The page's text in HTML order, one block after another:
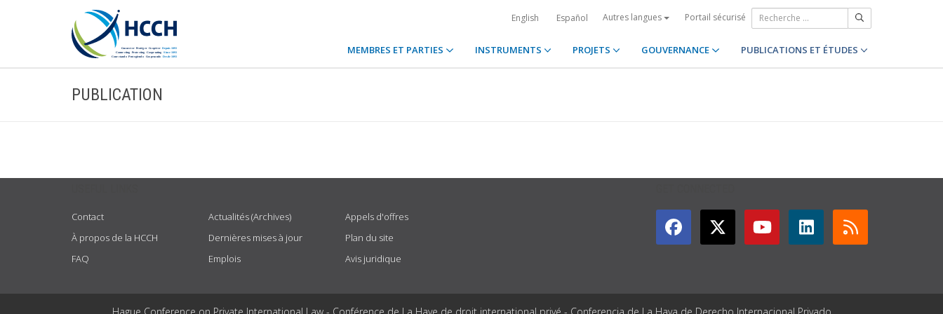
English Español Autres langues Portail sécurisé
MEMBRES ET PARTIES INSTRUMENTS PROJETS GOUVERNANCE PUBLICATIONS ET ÉTUDES
PUBLICATION
Contact
À propos de la HCCH
FAQ
Actualités (Archives)
Dernières mises à jour
Emplois
Appels d'offres
Plan du site
Avis juridique